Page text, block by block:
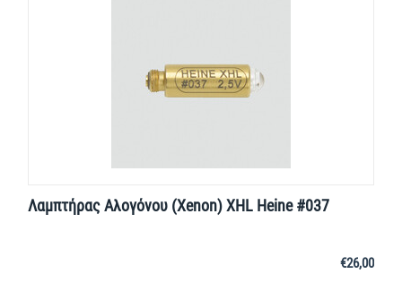
Λαμπτήρας Αλογόνου (Xenon) XHL Heine #037
€26,00